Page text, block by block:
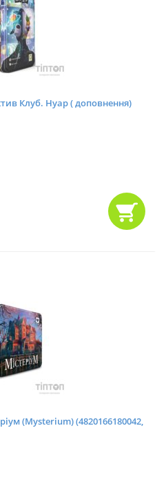
Клуб. Нуар ( доповнення)
(Mysterium) (4820166180042,